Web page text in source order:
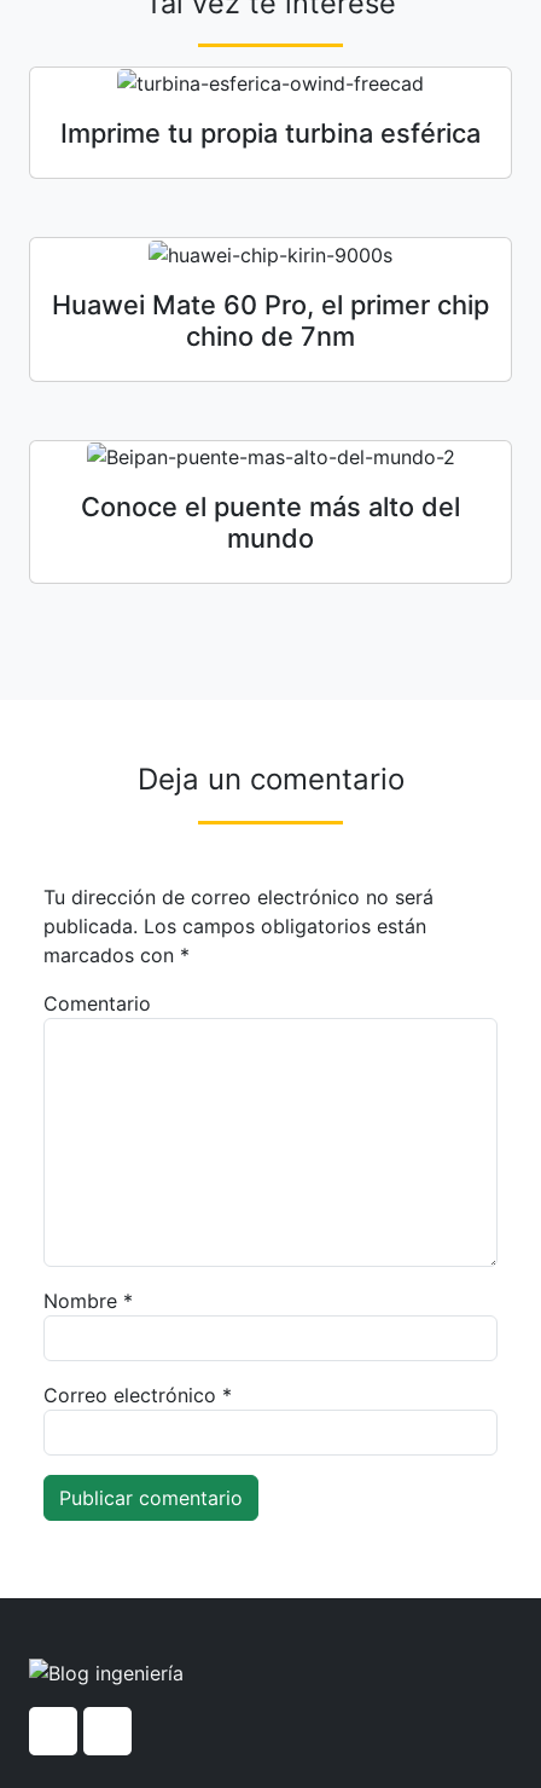
Imprime tu propia turbina esférica
Huawei Mate 60 Pro, el primer chip
chino de 7nm
Conoce el puente más alto del
mundo
Deja un comentario
Tu dirección de correo electrónico no será
publicada. Los campos obligatorios están
marcados con *
Comentario
Nombre *
Correo electrónico *